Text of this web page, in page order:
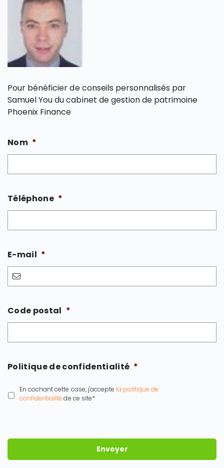
Pour bénéficier de conseils personnalisés par
Samuel You du cabinet de gestion de patrimoine
Phoenix Finance
Nom *
Téléphone *
E-mail *
Code postal *
Politique de confidentialité *
En cochant cette case, j'accepte la politique de
confidentialité de ce site*
Envoyer